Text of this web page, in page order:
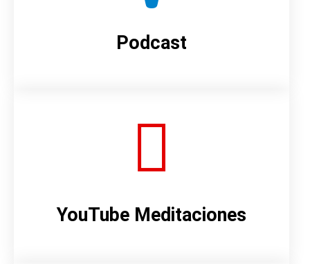
Podcast
YouTube Meditaciones